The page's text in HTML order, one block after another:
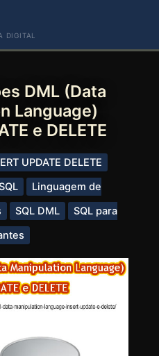
DIGITAL
DML (Data
Language)
e DELETE
UPDATE DELETE
Linguagem de
SQL DML
SQL para